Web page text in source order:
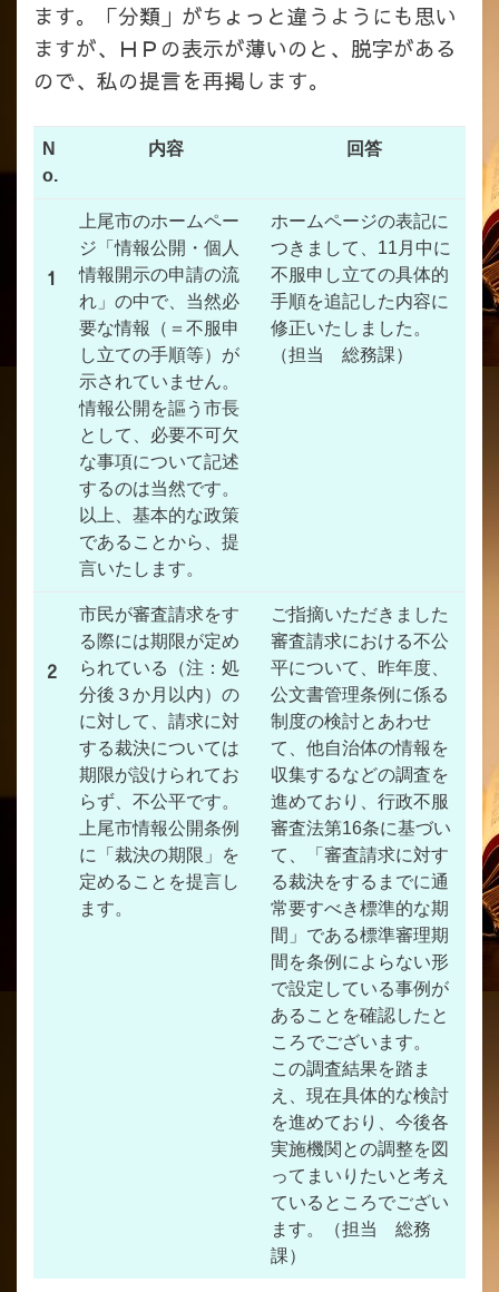
ます。「分類」がちょっと違うようにも思い
ますが、ＨＰの表示が薄いのと、脱字がある
ので、私の提言を再掲します。
N
o.
内容 回答
1
上尾市のホームペー
ジ「情報公開・個人
情報開示の申請の流
れ」の中で、当然必
要な情報（＝不服申
し立ての手順等）が
示されていません。
情報公開を謳う市長
として、必要不可欠
な事項について記述
するのは当然です。
以上、基本的な政策
であることから、提
言いたします。
ホームページの表記に
つきまして、11月中に
不服申し立ての具体的
手順を追記した内容に
修正いたしました。
（担当 総務課）
2
市民が審査請求をす
る際には期限が定め
られている（注：処
分後３か月以内）の
に対して、請求に対
する裁決については
期限が設けられてお
らず、不公平です。
上尾市情報公開条例
に「裁決の期限」を
定めることを提言し
ます。
ご指摘いただきました
審査請求における不公
平について、昨年度、
公文書管理条例に係る
制度の検討とあわせ
て、他自治体の情報を
収集するなどの調査を
進めており、行政不服
審査法第16条に基づい
て、「審査請求に対す
る裁決をするまでに通
常要すべき標準的な期
間」である標準審理期
間を条例によらない形
で設定している事例が
あることを確認したと
ころでございます。
この調査結果を踏ま
え、現在具体的な検討
を進めており、今後各
実施機関との調整を図
ってまいりたいと考え
ているところでござい
ます。（担当 総務
課）